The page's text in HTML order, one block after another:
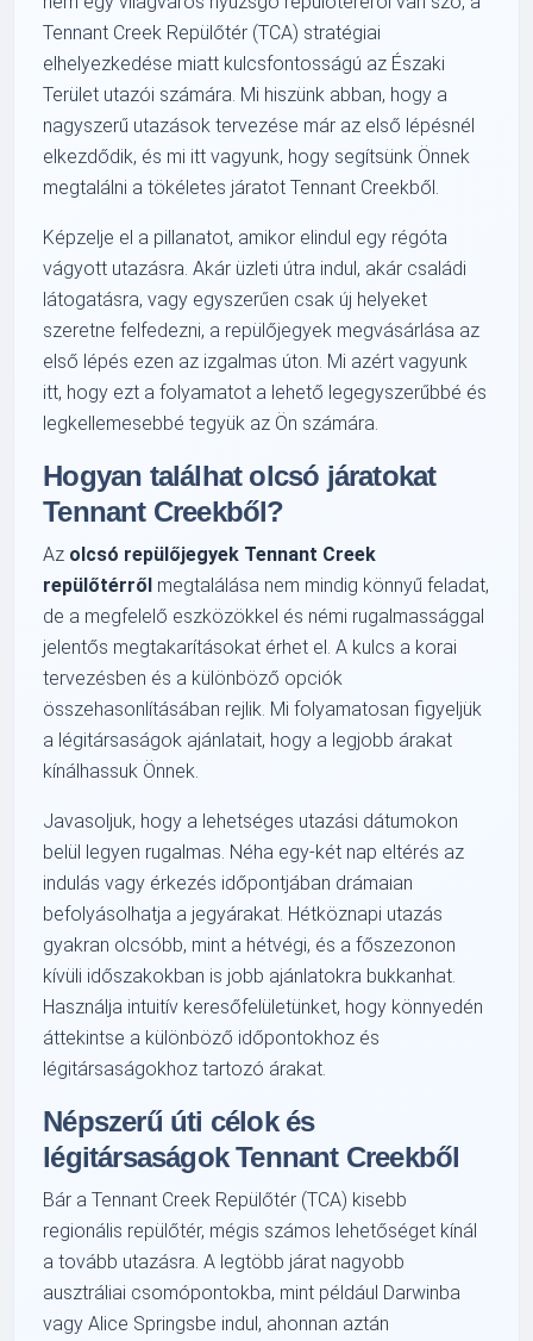
Tennant Creek Repülőtér (TCA) stratégiai
elhelyezkedése miatt kulcsfontosságú az Északi
Terület utazói számára. Mi hiszünk abban, hogy a
nagyszerű utazások tervezése már az első lépésnél
elkezdődik, és mi itt vagyunk, hogy segítsünk Önnek
megtalálni a tökéletes járatot Tennant Creekből.
Képzelje el a pillanatot, amikor elindul egy régóta
vágyott utazásra. Akár üzleti útra indul, akár családi
látogatásra, vagy egyszerűen csak új helyeket
szeretne felfedezni, a repülőjegyek megvásárlása az
első lépés ezen az izgalmas úton. Mi azért vagyunk
itt, hogy ezt a folyamatot a lehető legegyszerűbbé és
legkellemesebbé tegyük az Ön számára.
Hogyan találhat olcsó járatokat
Tennant Creekből?
Az olcsó repülőjegyek Tennant Creek
repülőtérről megtalálása nem mindig könnyű feladat,
de a megfelelő eszközökkel és némi rugalmassággal
jelentős megtakarításokat érhet el. A kulcs a korai
tervezésben és a különböző opciók
összehasonlításában rejlik. Mi folyamatosan figyeljük
a légitársaságok ajánlatait, hogy a legjobb árakat
kínálhassuk Önnek.
Javasoljuk, hogy a lehetséges utazási dátumokon
belül legyen rugalmas. Néha egy-két nap eltérés az
indulás vagy érkezés időpontjában drámaian
befolyásolhatja a jegyárakat. Hétköznapi utazás
gyakran olcsóbb, mint a hétvégi, és a főszezonon
kívüli időszakokban is jobb ajánlatokra bukkanhat.
Használja intuitív keresőfelületünket, hogy könnyedén
áttekintse a különböző időpontokhoz és
légitársaságokhoz tartozó árakat.
Népszerű úti célok és
légitársaságok Tennant Creekből
Bár a Tennant Creek Repülőtér (TCA) kisebb
regionális repülőtér, mégis számos lehetőséget kínál
a tovább utazásra. A legtöbb járat nagyobb
ausztráliai csomópontokba, mint például Darwinba
vagy Alice Springsbe indul, ahonnan aztán